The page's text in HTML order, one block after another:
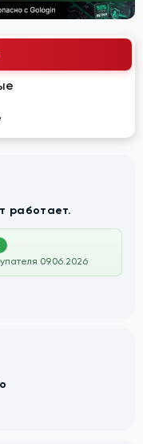
работает.
09.06.2026